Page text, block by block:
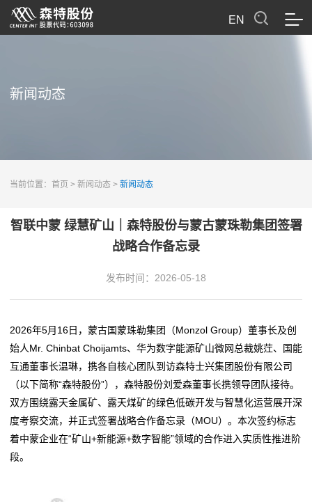
EN
新闻动态
当前位置： 首页 > 新闻动态 > 新闻动态
智联中蒙 绿慧矿山｜森特股份与蒙古蒙珠勒集团签署
战略合作备忘录
发布时间： 2026-05-18
2026年5月16日，蒙古国蒙珠勒集团（Monzol Group）董事长及创
始人Mr. Chinbat Choijamts、华为数字能源矿山微网总裁姚茳、国能
互通董事长温琳，携各自核心团队到访森特士兴集团股份有限公司
（以下简称“森特股份”），森特股份刘爱森董事长携领导团队接待。
双方围绕露天金属矿、露天煤矿的绿色低碳开发与智慧化运营展开深
度考察交流，并正式签署战略合作备忘录（MOU）。本次签约标志
着中蒙企业在“矿山+新能源+数字智能”领域的合作进入实质性推进阶
段。